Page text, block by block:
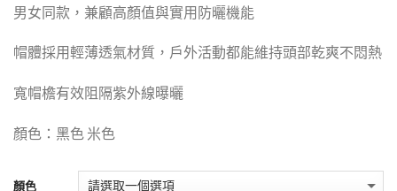
男女同款，兼顧高顏值與實用防曬機能
帽體採用輕薄透氣材質，戶外活動都能維持頭部乾爽不悶熱
寬帽檐有效阻隔紫外線曝曬
顏色：黑色 米色
顏色